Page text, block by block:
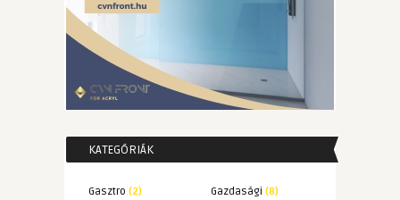
KATEGÓRIÁK
Gasztro (2) Gazdasági (8)